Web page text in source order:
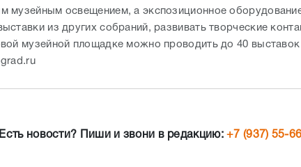
музейным освещением, а экспозиционное
из других собраний, развивать творческие
музейной площадке можно проводить до 40 выставок
Есть новости? Пиши и звони в редакцию:+7 (937) 55-